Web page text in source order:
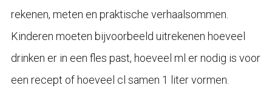
rekenen, meten en praktische verhaalsommen.
Kinderen moeten bijvoorbeeld uitrekenen hoeveel
drinken er in een fles past, hoeveel ml er nodig is voor
een recept of hoeveel cl samen 1 liter vormen.